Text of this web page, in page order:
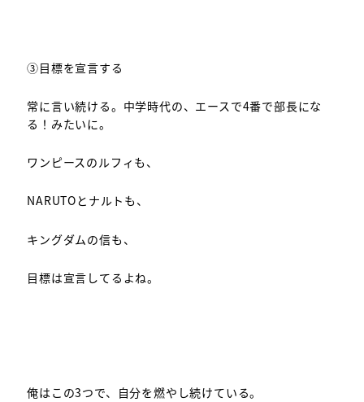
③目標を宣言する
常に言い続ける。中学時代の、エースで4番で部長にな
る！みたいに。
ワンピースのルフィも、
NARUTOとナルトも、
キングダムの信も、
目標は宣言してるよね。
俺はこの3つで、自分を燃やし続けている。